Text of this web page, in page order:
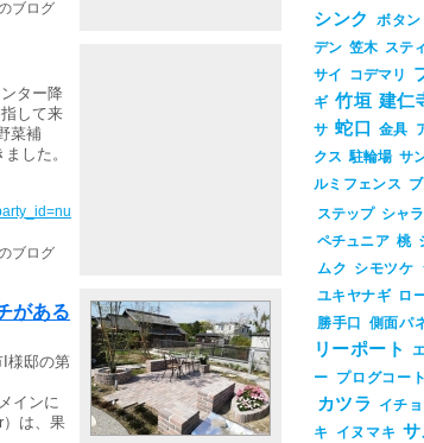
ブログ
ター降
して来
菜補
した。
ブログ
がある
様邸の第
インに
）は、果
シンク
ボタン
デン 笠木 ステ
サイ コデマリ
ギ 竹垣 建仁
サ 蛇口 金具
クス 駐輪場 サ
ルミフェンス
ステップ シャラ
ペチュニア 桃
ムク シモツケ
ユキヤナギ ロ
勝手口 側面パ
リーポート
ー プログコート
カツラ
イチ
キ
イヌマキ サ